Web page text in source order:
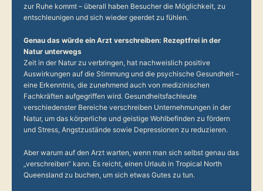
zur Ruhe kommt – überall haben Besucher die Möglichkeit, zu
entschleunigen und sich wieder geerdet zu fühlen.
Genau das würde ein Arzt verschreiben: Rezeptfrei in der
Natur unterwegs
Zeit in der Natur zu verbringen, hat nachweislich positive
Auswirkungen auf die Stimmung und die psychische Gesundheit –
eine Erkenntnis, die zunehmend auch von medizinischen
Fachkräften aufgegriffen wird. Gesundheitsfachleute
verschiedenster Bereiche verschreiben Unternehmungen in der
Natur, um das körperliche und geistige Wohlbefinden zu fördern
und Stress, Angstzustände sowie Depressionen zu reduzieren.
Aber warum auf den Arzt warten, wenn man sich selbst genau das
„verschreiben“ kann. Es reicht, einen Urlaub in Tropical North
Queensland zu buchen, um sich etwas Gutes zu tun.